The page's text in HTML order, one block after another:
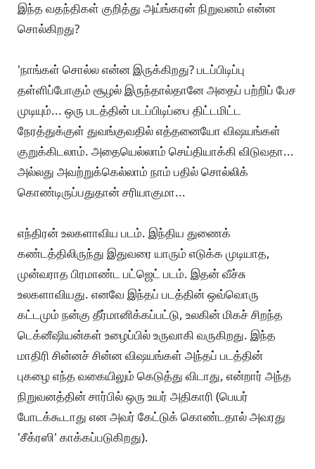
இந்த வதந்திகள் குறித்து அய்ங்கரன் நிறுவனம் என்ன
சொல்கிறது?
'நாங்கள் சொல்ல என்ன இருக்கிறது? படப்பிடிப்பு
தள்ளிப்போகும் சூழல் இருந்தால்தானே அதைப் பற்றிப் பேச
முடியும்... ஒரு படத்தின் படப்பிடிப்பை திட்டமிட்ட
நேரத்துக்குள் துவங்குவதில் எத்தனையோ விஷயங்கள்
குறுக்கிடலாம். அதையெல்லாம் செய்தியாக்கி விடுவதா...
அல்லது அவற்றுக்கெல்லாம் நாம் பதில் சொல்லிக்
கொண்டிருப்பதுதான் சரியாகுமா...
எந்திரன் உலகளாவிய படம். இந்திய துணைக்
கண்டத்திலிருந்து இதுவரை யாரும் எடுக்க முடியாத,
முன்வராத பிரமாண்ட பட்ஜெட் படம். இதன் வீச்சு
உலகளாவியது. எனவே இந்தப் படத்தின் ஒவ்வொரு
கட்டமும் நன்கு தீர்மானிக்கப்பட்டு, உலகின் மிகச் சிறந்த
டெக்னீஷியன்கள் உழைப்பில் உருவாகி வருகிறது. இந்த
மாதிரி சின்னச் சின்ன விஷயங்கள் அந்தப் படத்தின்
புகழை எந்த வகையிலும் கெடுத்து விடாது, என்றார் அந்த
நிறுவனத்தின் சார்பில் ஒரு உயர் அதிகாரி (பெயர்
போடக்கூடாது என அவர் கேட்டுக் கொண்டதால் அவரது
'சீக்ரஸி' காக்கப்படுகிறது).